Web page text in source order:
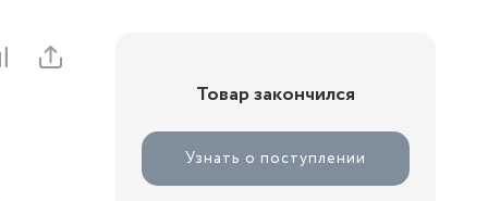
Товар закончился
Узнать о поступлении